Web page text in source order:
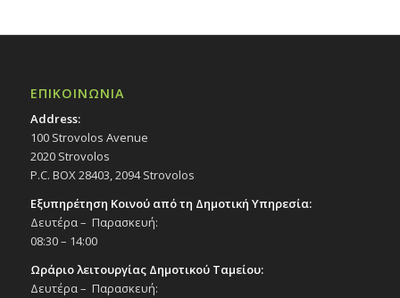
ΕΠΙΚΟΙΝΩΝΙΑ
Address:
100 Strovolos Avenue
2020 Strovolos
P.C. BOX 28403, 2094 Strovolos
Εξυπηρέτηση Κοινού από τη Δημοτική Υπηρεσία:
Δευτέρα – Παρασκευή:
08:30 – 14:00
Ωράριο λειτουργίας Δημοτικού Ταμείου:
Δευτέρα – Παρασκευή: